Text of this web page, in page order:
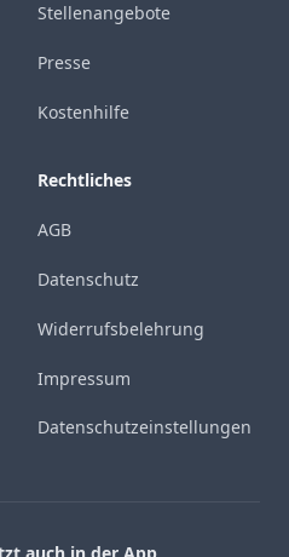
Stellenangebote
Presse
Kostenhilfe
Rechtliches
AGB
Datenschutz
Widerrufsbelehrung
Impressum
Datenschutzeinstellungen